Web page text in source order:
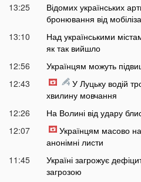
13:25
Відомих українських
бронювання від
13:10
Над українськими
як так вийшло
12:56
Українцям можуть
12:43
У Луцьку водій
хвилину мовчання
12:26
На Волині від удару
12:07
Українцям масово
анонімні листи
11:45
Україні загрожує
загрозою